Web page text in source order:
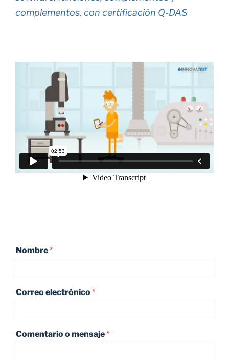
complementos, con certificación Q-DAS
Nombre*
Correo electrónico*
Comentario o mensaje*